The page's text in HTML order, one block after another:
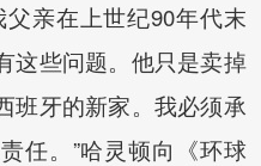
亲在上世纪90年代末
这些问题。他只是卖掉
班牙的新家。我必须承
任。”哈灵顿向《环球